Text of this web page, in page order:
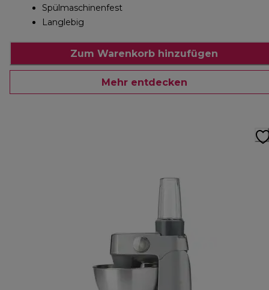
Spülmaschinenfest
Langlebig
Zum Warenkorb hinzufügen
Mehr entdecken